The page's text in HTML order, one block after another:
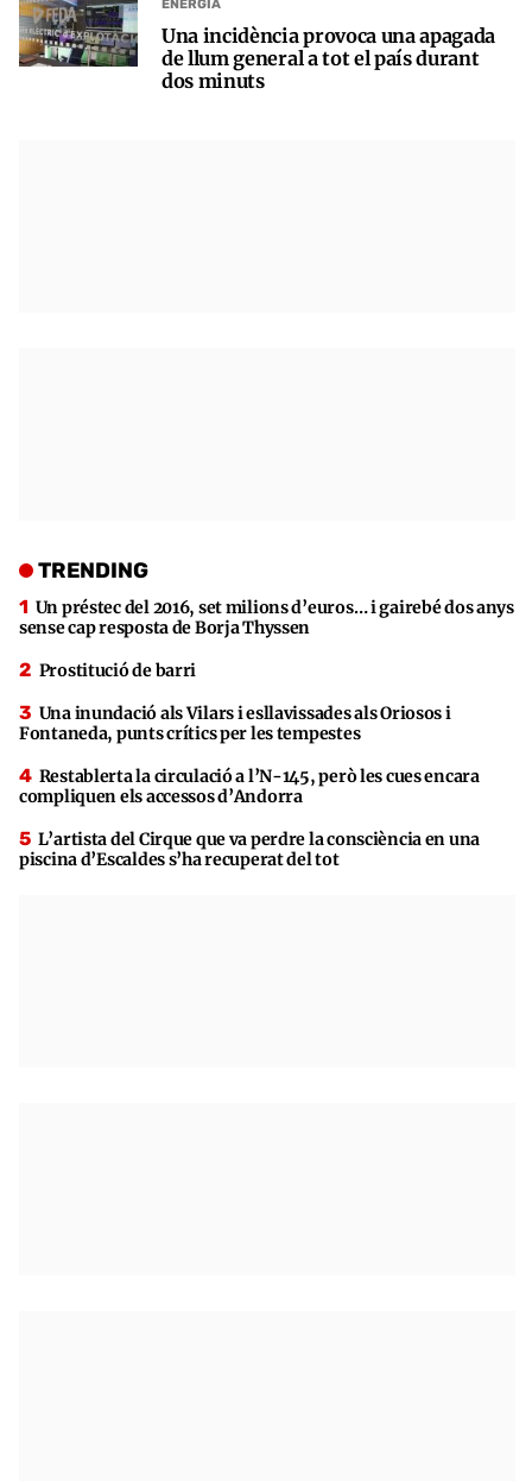
ENERGIA
Una incidència provoca una apagada
de llum general a tot el país durant
dos minuts
TRENDING
Un préstec del 2016, set milions d’euros… i gairebé dos anys
sense cap resposta de Borja Thyssen
Prostitució de barri
Una inundació als Vilars i esllavissades als Oriosos i
Fontaneda, punts crítics per les tempestes
Restablerta la circulació a l’N-145, però les cues encara
compliquen els accessos d’Andorra
L’artista del Cirque que va perdre la consciència en una
piscina d’Escaldes s’ha recuperat del tot